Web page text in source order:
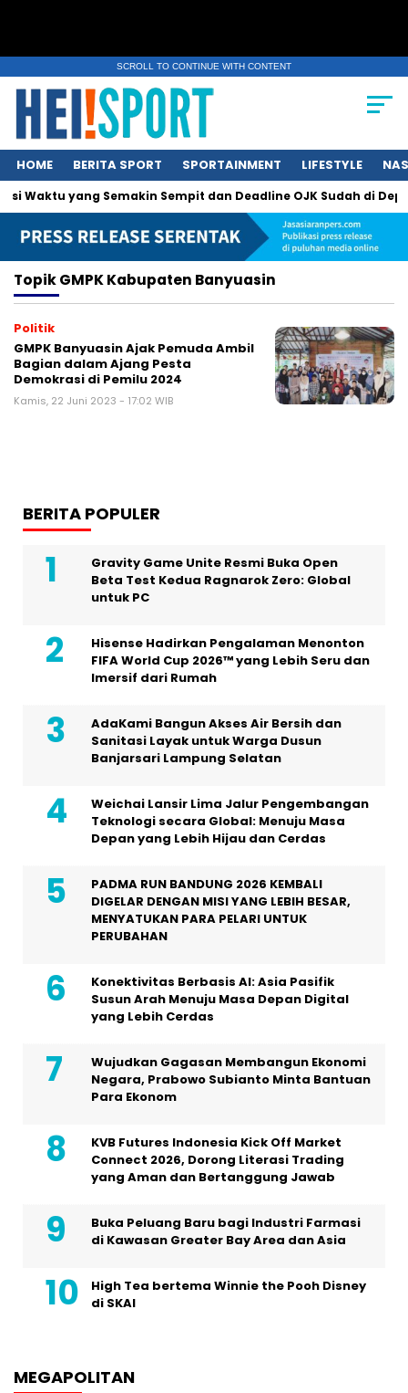
SCROLL TO CONTINUE WITH CONTENT
HOME BERITA SPORT SPORTAINMENT LIFESTYLE
Waktu yang Semakin Sempit dan Deadline OJK Sudah di
TopikGMPK Kabupaten Banyuasin
Politik
GMPK Banyuasin Ajak Pemuda Ambil
Bagian dalam Ajang Pesta
Demokrasi di Pemilu 2024
Kamis, 22 Juni 2023 - 17:02 WIB
BERITA POPULER
Gravity Game Unite Resmi Buka Open
Beta Test Kedua Ragnarok Zero: Global
untuk PC
Hisense Hadirkan Pengalaman Menonton
FIFA World Cup 2026™ yang Lebih Seru dan
Imersif dari Rumah
AdaKami Bangun Akses Air Bersih dan
Sanitasi Layak untuk Warga Dusun
Banjarsari Lampung Selatan
Weichai Lansir Lima Jalur Pengembangan
Teknologi secara Global: Menuju Masa
Depan yang Lebih Hijau dan Cerdas
PADMA RUN BANDUNG 2026 KEMBALI
DIGELAR DENGAN MISI YANG LEBIH BESAR,
MENYATUKAN PARA PELARI UNTUK
PERUBAHAN
Konektivitas Berbasis AI: Asia Pasifik
Susun Arah Menuju Masa Depan Digital
yang Lebih Cerdas
Wujudkan Gagasan Membangun Ekonomi
Negara, Prabowo Subianto Minta Bantuan
Para Ekonom
KVB Futures Indonesia Kick Off Market
Connect 2026, Dorong Literasi Trading
yang Aman dan Bertanggung Jawab
Buka Peluang Baru bagi Industri Farmasi
di Kawasan Greater Bay Area dan Asia
High Tea bertema Winnie the Pooh Disney
di SKAI
MEGAPOLITAN